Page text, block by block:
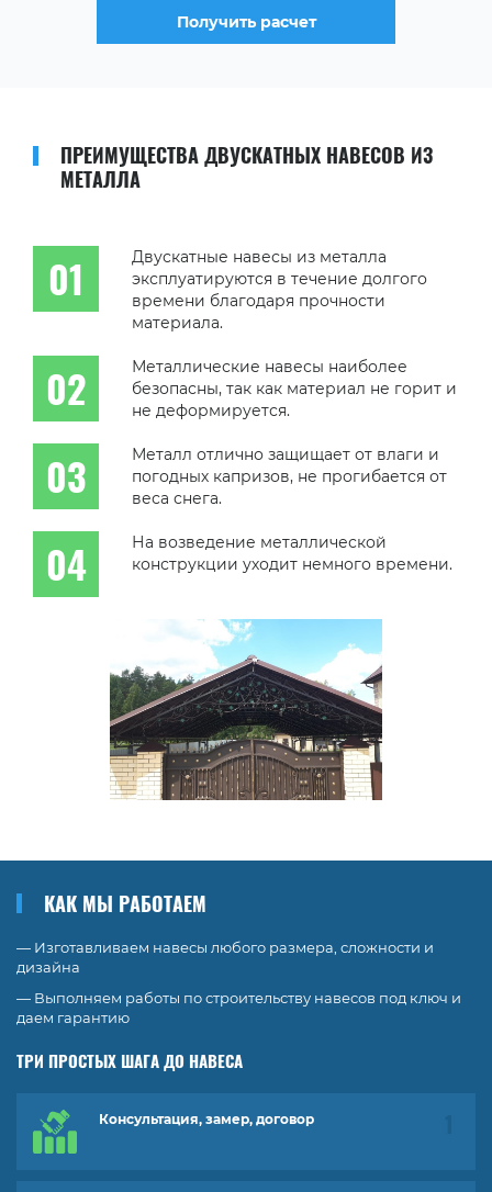
Получить расчет
ПРЕИМУЩЕСТВА ДВУСКАТНЫХ НАВЕСОВ ИЗ
МЕТАЛЛА
Двускатные навесы из металла
эксплуатируются в течение долгого
времени благодаря прочности
материала.
Металлические навесы наиболее
безопасны, так как материал не горит и
не деформируется.
Металл отлично защищает от влаги и
погодных капризов, не прогибается от
веса снега.
На возведение металлической
конструкции уходит немного времени.
КАК МЫ РАБОТАЕМ
— Изготавливаем навесы любого размера, сложности и
дизайна
— Выполняем работы по строительству навесов под ключ и
даем гарантию
ТРИ ПРОСТЫХ ШАГА ДО НАВЕСА
Консультация, замер, договор